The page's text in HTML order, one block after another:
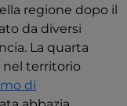
regione dopo il
da diversi
La quarta
nel territorio
di